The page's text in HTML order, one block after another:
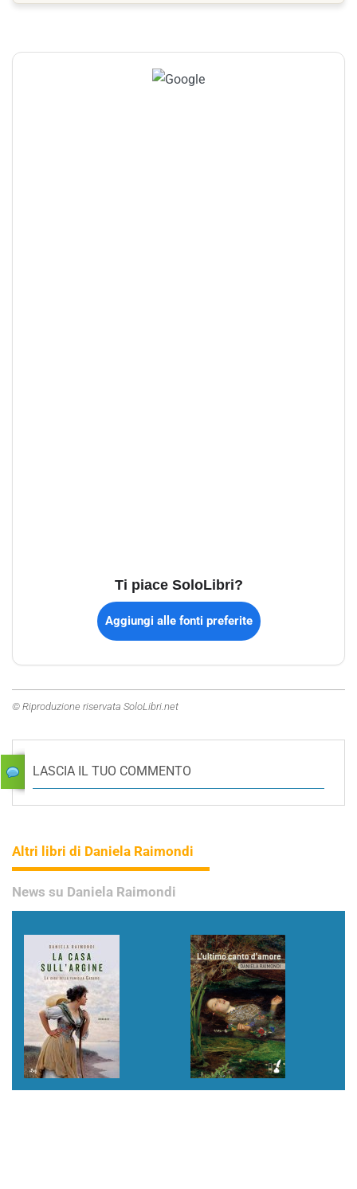
Ti piace SoloLibri?
Aggiungi alle fonti preferite
© Riproduzione riservata SoloLibri.net
LASCIA IL TUO COMMENTO
Altri libri di Daniela Raimondi
News su Daniela Raimondi